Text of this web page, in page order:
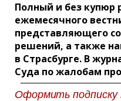
Полный и без купюр
ежемесячного
представляющего
решений, а также
в Страсбурге. В
Суда по жалобам
Оформить